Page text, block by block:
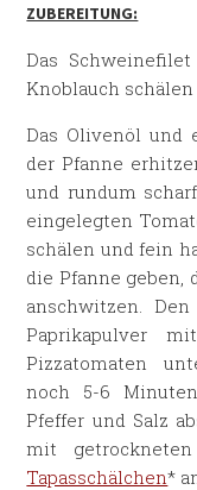
ZUBEREITUNG:
Das
Knoblauch
Das Olivenöl und
der Pfanne
und rundum
eingelegten
schälen und fein
die Pfanne geben,
anschwitzen.
Paprikapulver
Pizzatomaten
noch 5-6
Pfeffer und Salz
mit
Tapasschälchen*